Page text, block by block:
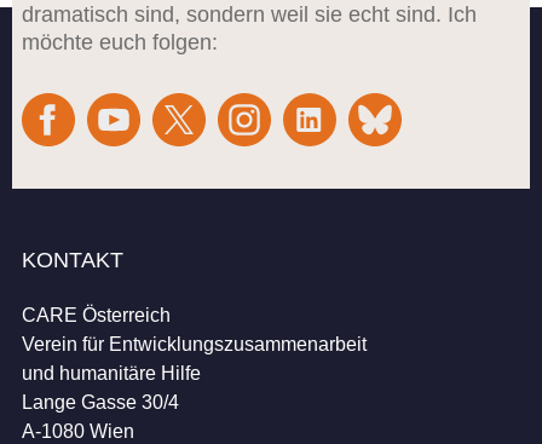
dramatisch sind, sondern weil sie echt sind. Ich
möchte euch folgen:
KONTAKT
CARE Österreich
Verein für Entwicklungszusammenarbeit
und humanitäre Hilfe
Lange Gasse 30/4
A-1080 Wien